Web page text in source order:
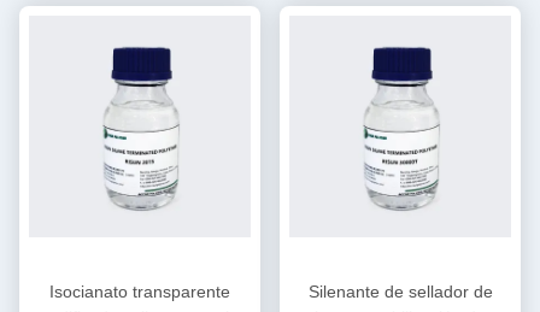
Isocianato transparente
Silenante de sellador de